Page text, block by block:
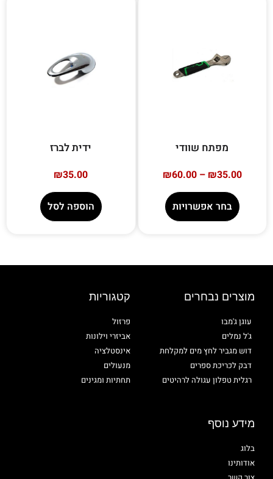
מפתח שוודי
₪35.00
–
₪60.00
בחר אפשרויות
ידית לברז
₪35.00
הוספה לסל
מוצרים נבחרים
עוגן ג'מבו
ג'ל נמלים
דוש מגביר לחץ מים למקלחת
דבק לכריכת ספרים
רגלית טפלון עגולה לרהיטים
קטגוריות
פרזול
אביזרי וילונות
אינסטלציה
מנעולים
תחתיות ומגינים
מידע נוסף
בלוג
אודותינו